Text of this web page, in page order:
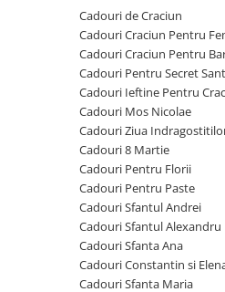
Cadouri Fete
Pentru Copilul din tine
Cadouri Haioase
Cadouri de Casa Noua
Cadouri Majorat
Cadouri pentru Nasi
Cadouri pentru Bunici
Cadouri pentru Prieteni
Cadouri pentru Sefi
Cel ce are tot
Cani si Termosuri
Jocuri si Puzzle
Produse pentru Calatorie
Seturi de caligrafie
Cadouri Sfantul Alexandru
Cadouri Sfanta Ana
Cadouri Constantin si Elena
Cadouri Sfanta Maria
Cadouri Sfintii Mihail si Gavriil
Cadouri de Craciun
Cadouri Craciun Pentru
Cadouri Craciun Pentru
Cadouri Pentru Secret
Cadouri Ieftine Pentru
Cadouri Mos Nicolae
Cadouri Ziua
Cadouri 8 Martie
Cadouri Pentru Florii
Cadouri Pentru Paste
Cadouri Sfantul Andrei
Cadouri Sfantul Alexandru
Cadouri Sfanta Ana
Cadouri Constantin si
Cadouri Sfanta Maria